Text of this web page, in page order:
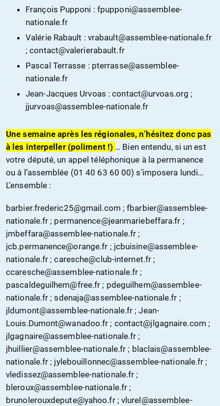
François Pupponi : fpupponi@assemblee-
nationale.fr
Valérie Rabault : vrabault@assemblee-nationale.fr
; contact@valerierabault.fr
Pascal Terrasse : pterrasse@assemblee-
nationale.fr
Jean-Jacques Urvoas : contact@urvoas.org ;
jjurvoas@assemblee-nationale.fr
Une semaine après les régionales, n’hésitez donc pas
à les interpeller (poliment !) … Bien entendu, si un est
votre député, un appel téléphonique à la permanence
ou à l’assemblée (01 40 63 60 00) s’imposera lundi…
L’ensemble :
barbier.frederic25@gmail.com ; fbarbier@assemblee-
nationale.fr ; permanence@jeanmariebeffara.fr ;
jmbeffara@assemblee-nationale.fr ;
jcb.permanence@orange.fr ; jcbuisine@assemblee-
nationale.fr ; caresche@club-internet.fr ;
ccaresche@assemblee-nationale.fr ;
pascaldeguilhem@free.fr ; pdeguilhem@assemblee-
nationale.fr ; sdenaja@assemblee-nationale.fr ;
jldumont@assemblee-nationale.fr ; Jean-
Louis.Dumont@wanadoo.fr ; contact@jlgagnaire.com ;
jlgagnaire@assemblee-nationale.fr ;
jhuillier@assemblee-nationale.fr ; blaclais@assemblee-
nationale.fr ; jylebouillonnec@assemblee-nationale.fr ;
vledissez@assemblee-nationale.fr ;
bleroux@assemblee-nationale.fr ;
brunolerouxdepute@yahoo.fr ; vlurel@assemblee-